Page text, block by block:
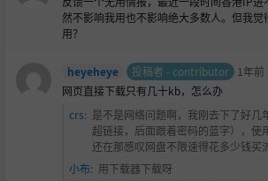
然不影响我用也不影响绝大多数人。但我
用？
heyeheye 投稿者 - contributor
1年前
网页直接下载只有几十kb，怎么办
crs: 是不是网络问题啊，我刚去下了好几
超链接，后面跟着密码的蓝字），使
还在那感叹网盘不限速得花多少钱买
小布: 用下载器下载呀